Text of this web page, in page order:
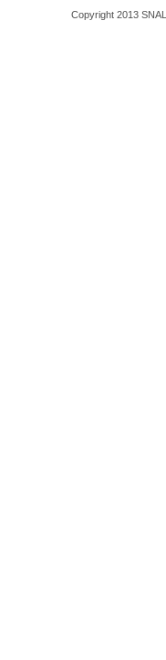
Copyright 2013